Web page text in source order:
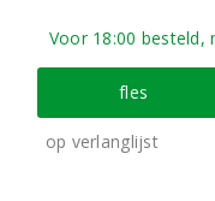
Voor 18:00 besteld,
fles
op verlanglijst